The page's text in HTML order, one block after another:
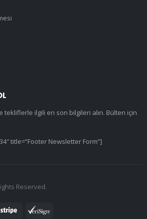
tekliflerle ilgili en son bilgileri alın. Bülten için
title=”Footer Newsletter Form”]
Reserved.